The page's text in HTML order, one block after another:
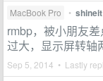
MacBook Pro • shineit
rmbp，被小朋友
过大，显示屏转轴
Sep 5, 2014 • Lastly